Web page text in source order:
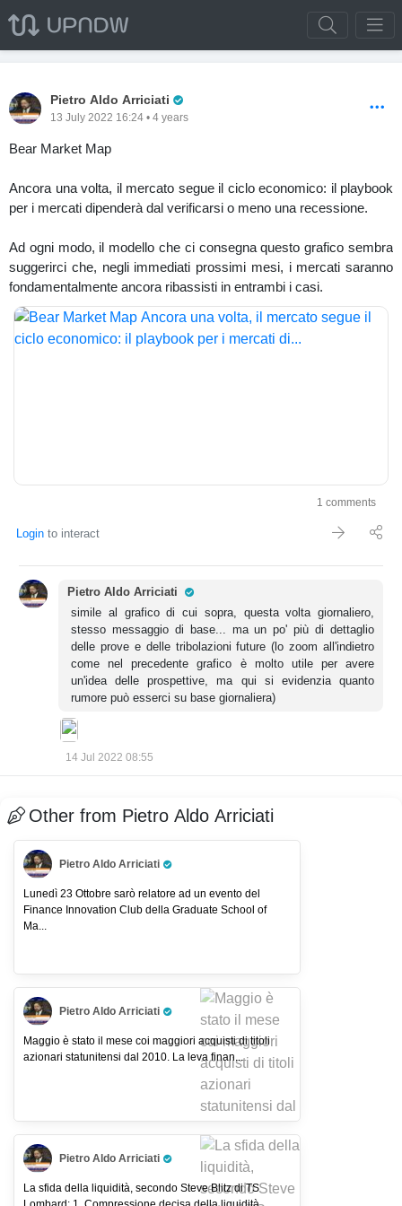
Pietro Aldo Arriciati
13 July 2022 16:24 • 4 years
Bear Market Map
Ancora una volta, il mercato segue il ciclo economico: il playbook
per i mercati dipenderà dal verificarsi o meno una recessione.
Ad ogni modo, il modello che ci consegna questo grafico sembra
suggerirci che, negli immediati prossimi mesi, i mercati saranno
fondamentalmente ancora ribassisti in entrambi i casi.
1 comments
Login to interact
Pietro Aldo Arriciati
simile al grafico di cui sopra, questa volta giornaliero,
stesso messaggio di base... ma un po' più di dettaglio
delle prove e delle tribolazioni future (lo zoom all'indietro
come nel precedente grafico è molto utile per avere
un'idea delle prospettive, ma qui si evidenzia quanto
rumore può esserci su base giornaliera)
14 Jul 2022 08:55
Other from Pietro Aldo Arriciati
Pietro Aldo Arriciati
Pro Trader
Lunedì 23 Ottobre sarò relatore ad un evento del
Finance Innovation Club della Graduate School of
Ma...
Pietro Aldo Arriciati
Pro Trader
Maggio è stato il mese coi maggiori acquisti di titoli
azionari statunitensi dal 2010. La leva finan...
Pietro Aldo Arriciati
Pro Trader
La sfida della liquidità, secondo Steve Blitz di TS